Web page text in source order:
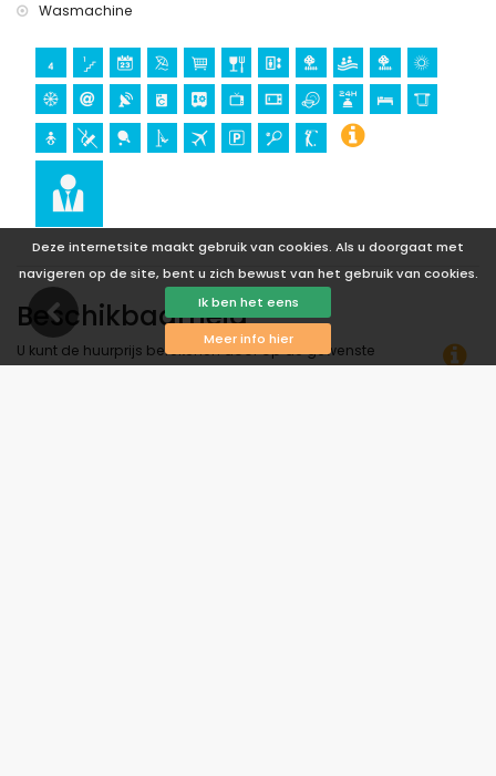
Deze internetsite maakt gebruik van cookies. Als u doorgaat met
navigeren op de site, bent u zich bewust van het gebruik van cookies.
Ik ben het eens
Meer info hier
Wasmachine
Beschikbaarheid
U kunt de huurprijs berekenen door op de gewenste
aankomst- en vertrekdatum te klikken!